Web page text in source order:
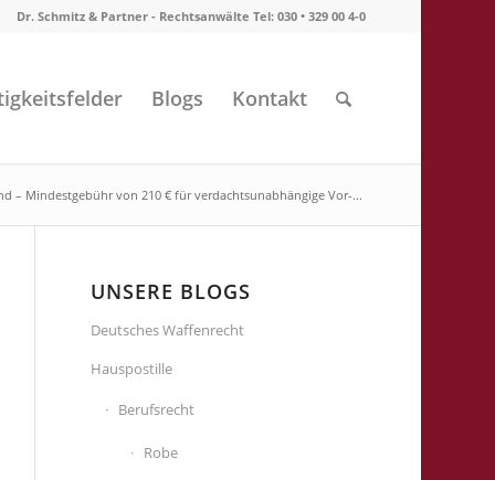
Dr. Schmitz & Partner - Rechtsanwälte Tel: 030 • 329 00 4-0
Blogs Kontakt
– Mindestgebühr von 210 € für verdachtsunabhängige Vor-...
UNSERE BLOGS
Deutsches Waffenrecht
Hauspostille
Berufsrecht
Robe